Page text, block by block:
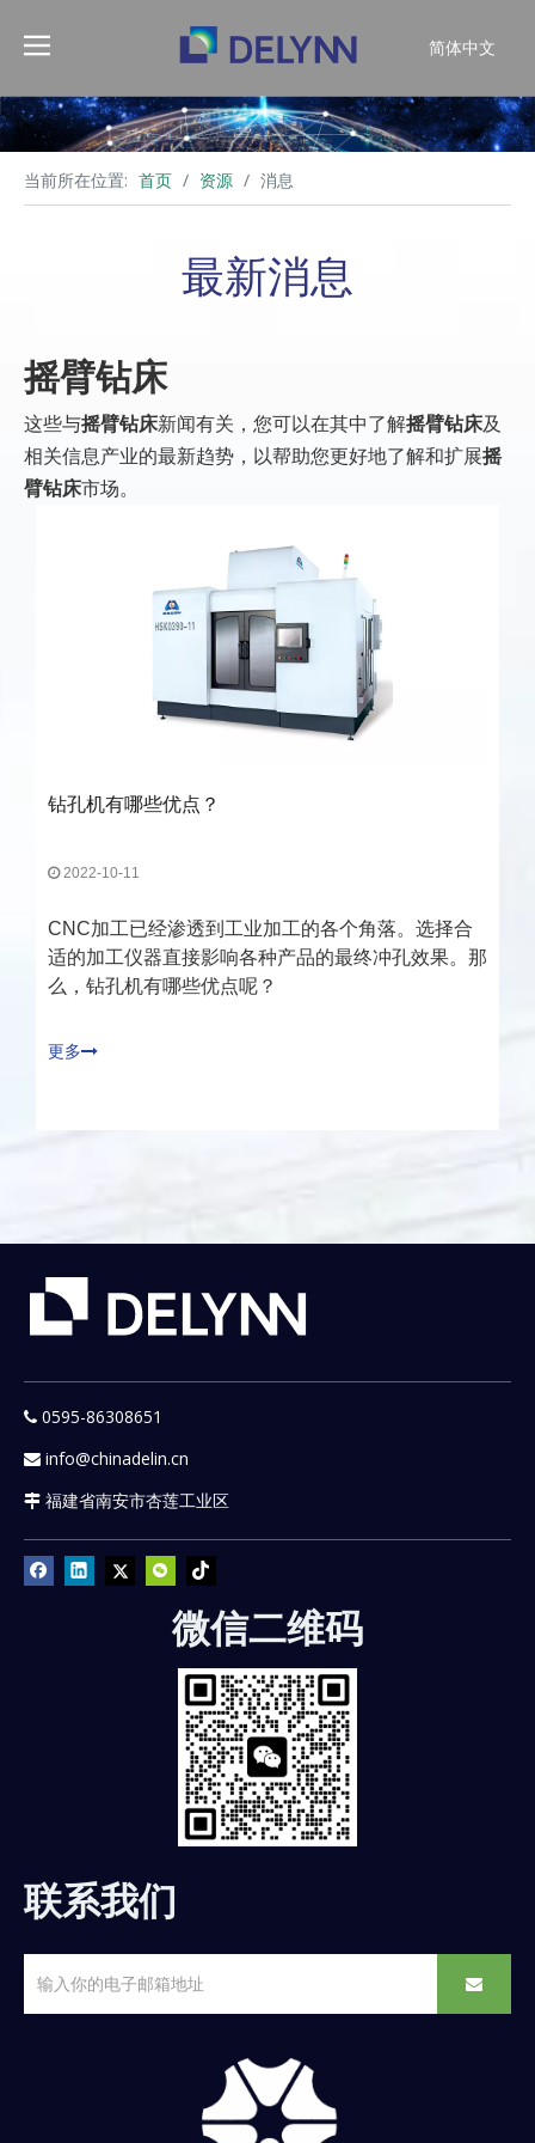
简体中文
当前所在位置: 首页 / 资源 / 消息
最新消息
摇臂钻床
这些与摇臂钻床新闻有关，您可以在其中了解摇臂钻床及
相关信息产业的最新趋势，以帮助您更好地了解和扩展摇
臂钻床市场。
钻孔机有哪些优点？
2022-10-11
CNC加工已经渗透到工业加工的各个角落。选择合
适的加工仪器直接影响各种产品的最终冲孔效果。那
么，钻孔机有哪些优点呢？
更多
 0595-86308651
 info@chinadelin.cn
 福建省南安市杏莲工业区
微信二维码
联系我们